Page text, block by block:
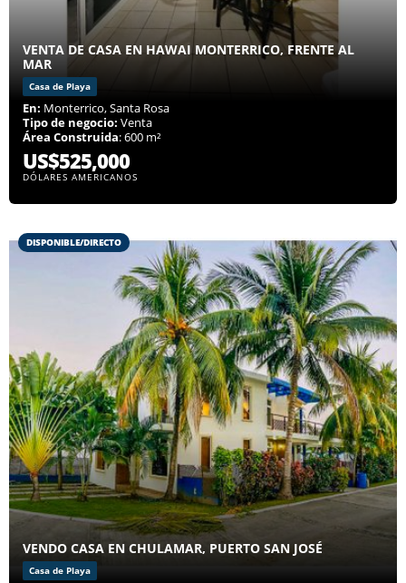
VENTA DE CASA EN HAWAI MONTERRICO, FRENTE AL
MAR
Casa de Playa
En: Monterrico, Santa Rosa
Tipo de negocio: Venta
Área Construida: 600 m²
US$525,000
DÓLARES AMERICANOS
DISPONIBLE/DIRECTO
VENDO CASA EN CHULAMAR, PUERTO SAN JOSÉ
Casa de Playa